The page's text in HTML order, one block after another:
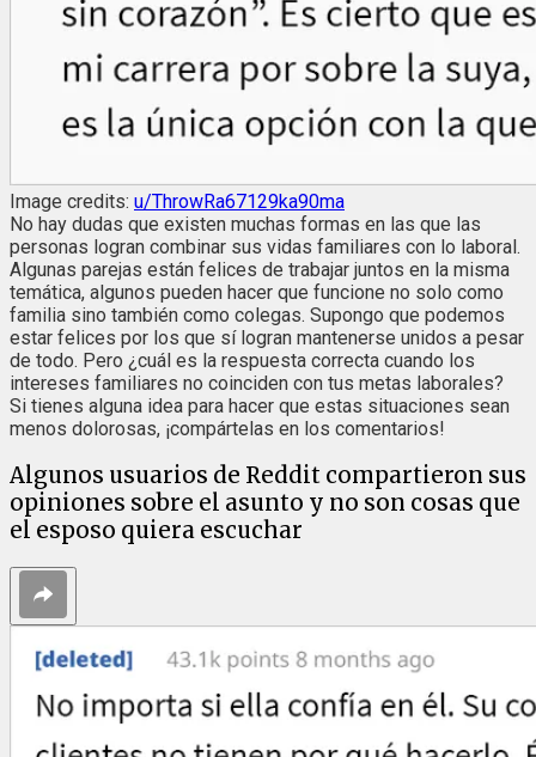
Image credits: u/ThrowRa67129ka90ma
No hay dudas que existen muchas formas en las que las
personas logran combinar sus vidas familiares con lo laboral.
Algunas parejas están felices de trabajar juntos en la misma
temática, algunos pueden hacer que funcione no solo como
familia sino también como colegas. Supongo que podemos
estar felices por los que sí logran mantenerse unidos a pesar
de todo. Pero ¿cuál es la respuesta correcta cuando los
intereses familiares no coinciden con tus metas laborales?
Si tienes alguna idea para hacer que estas situaciones sean
menos dolorosas, ¡compártelas en los comentarios!
Algunos usuarios de Reddit compartieron sus
opiniones sobre el asunto y no son cosas que
el esposo quiera escuchar